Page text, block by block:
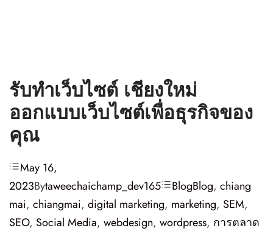
รับทำเว็บไซต์ เชียงใหม่
ออกแบบเว็บไซต์เพื่อธุรกิจของ
คุณ
May 16,
2023Bytaweechaichamp_dev165 BlogBlog, chiang
mai, chiangmai, digital marketing, marketing, SEM,
SEO, Social Media, webdesign, wordpress, การตลาด